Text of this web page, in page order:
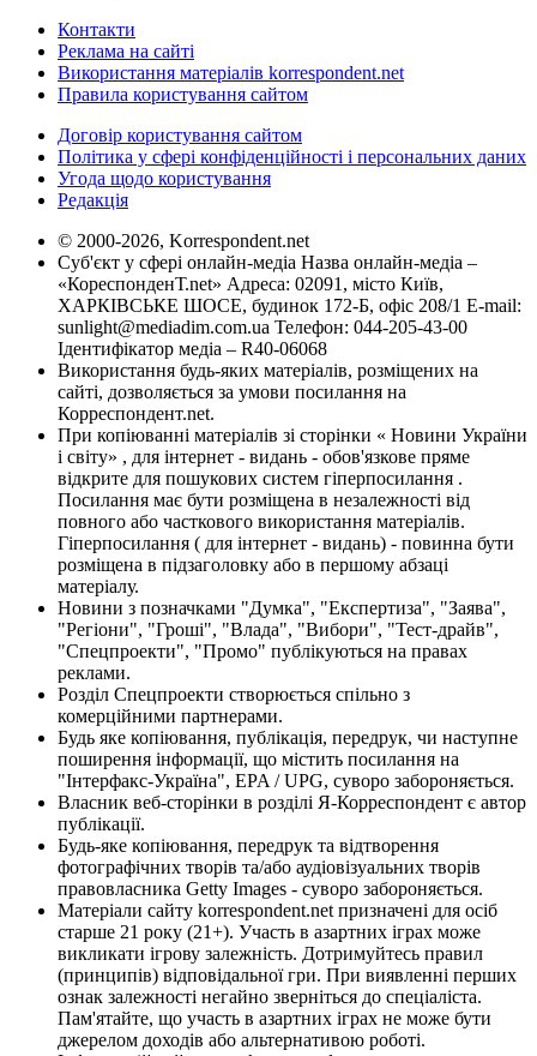
Контакти
Реклама на сайті
Використання матеріалів korrespondent.net
Правила користування сайтом
Договір користування сайтом
Політика у сфері конфіденційності і персональних даних
Угода щодо користування
Редакція
© 2000-2026, Korrespondent.net
Суб'єкт у сфері онлайн-медіа Назва онлайн-медіа –
«КореспонденТ.net» Адреса: 02091, місто Київ,
ХАРКІВСЬКЕ ШОСЕ, будинок 172-Б, офіс 208/1 E-mail:
sunlight@mediadim.com.ua Телефон: 044-205-43-00
Ідентифікатор медіа – R40-06068
Використання будь-яких матеріалів, розміщених на
сайті, дозволяється за умови посилання на
Корреспондент.net.
При копіюванні матеріалів зі сторінки « Новини України
і світу» , для інтернет - видань - обов'язкове пряме
відкрите для пошукових систем гіперпосилання .
Посилання має бути розміщена в незалежності від
повного або часткового використання матеріалів.
Гіперпосилання ( для інтернет - видань) - повинна бути
розміщена в підзаголовку або в першому абзаці
матеріалу.
Новини з позначками "Думка", "Експертиза", "Заява",
"Регіони", "Гроші", "Влада", "Вибори", "Тест-драйв",
"Спецпроекти", "Промо" публікуються на правах
реклами.
Розділ Спецпроекти створюється спільно з
комерційними партнерами.
Будь яке копіювання, публікація, передрук, чи наступне
поширення інформації, що містить посилання на
"Інтерфакс-Україна", EPA / UPG, суворо забороняється.
Власник веб-сторінки в розділі Я-Корреспондент є автор
публікації.
Будь-яке копіювання, передрук та відтворення
фотографічних творів та/або аудіовізуальних творів
правовласника Getty Images - суворо забороняється.
Матеріали сайту korrespondent.net призначені для осіб
старше 21 року (21+). Участь в азартних іграх може
викликати ігрову залежність. Дотримуйтесь правил
(принципів) відповідальної гри. При виявленні перших
ознак залежності негайно зверніться до спеціаліста.
Пам'ятайте, що участь в азартних іграх не може бути
джерелом доходів або альтернативою роботі.